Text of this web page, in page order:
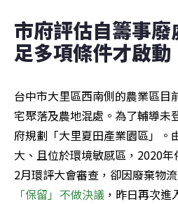
市府評估自籌事
足多項條件才啟動
台中市大里區西南側的農業區目
宅聚落及農地混處。為了輔導未
府規劃「大里夏田產業園區」。
大、且位於環境敏感區，2020年
2月環評大會審查，卻因廢棄物
「保留」不做決議 ，昨日再次進